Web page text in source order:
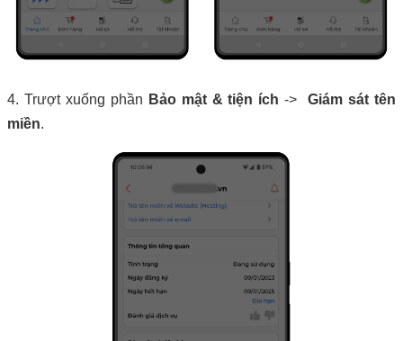
4. Trượt xuống phần Bảo mật & tiện ích ->Giám sát tên
miền.